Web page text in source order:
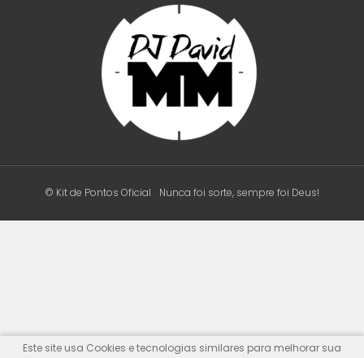
© Kit de Pontos Oficial Nunca foi sorte, sempre foi Deus!
Este site usa Cookies e tecnologias similares para melhorar sua